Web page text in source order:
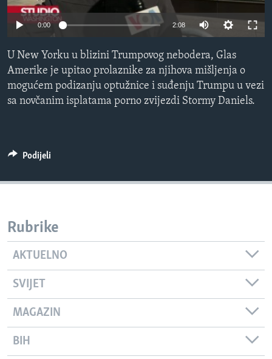
MAGAZIN
O GLASU AMERIKE
Learning English
PRATITE NAS
Jezici
0:00 2:08
U New Yorku u blizini Trumpovog nebodera, Glas
Amerike je upitao prolaznike za njihova mišljenja o
mogućem podizanju optužnice i suđenju Trumpu u vezi
sa novčanim isplatama porno zvijezdi Stormy Daniels.
Podijeli
Rubrike
AKTUELNO
SVIJET
MAGAZIN
BIH